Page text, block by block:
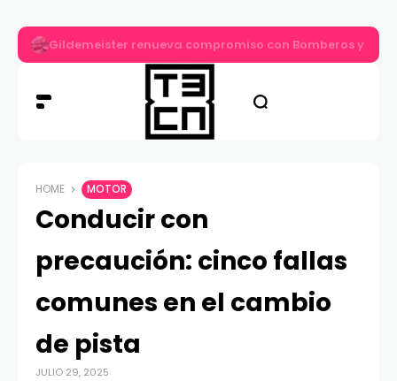
Gildemeister renueva compromiso con Bomberos y
HOME MOTOR
Conducir con
precaución: cinco fallas
comunes en el cambio
de pista
JULIO 29, 2025